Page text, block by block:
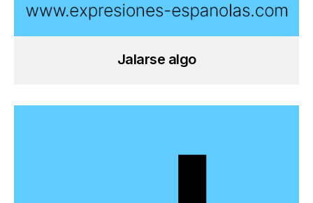
Jalarse algo